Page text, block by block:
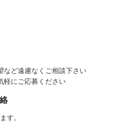
など遠慮なくご相談下さい
軽にご応募ください
す。